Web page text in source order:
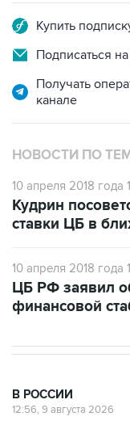
Купить
Подписаться
Получать
канале
НОВОСТИ ПО
10 апреля 2018 года
Кудрин
ставки ЦБ в
10 апреля 2018 года
ЦБ РФ заявил
финансовой
В РОССИИ
12:56, 9 августа 2026